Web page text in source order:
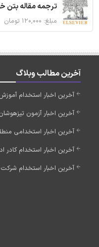
ترجمه مقاله بتن
مبلغ: ۱۲۰,۰۰۰ تومان
آخرین مطالب وبلاگ
آخرین اخبار استخدام آموزش و پرورش
آخرین اخبار آزمون
آخرین اخبار استخدامی منطقه
آخرین اخبار استخدام کادر اداری قوه
آخرین اخبار استخدام شرکت مادر